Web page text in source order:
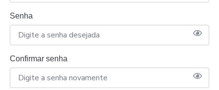
Senha
Confirmar senha